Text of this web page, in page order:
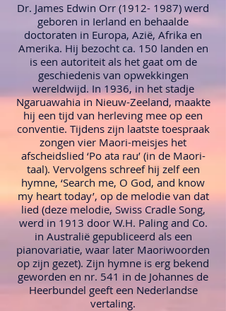
Dr. James Edwin Orr (1912- 1987) werd
geboren in Ierland en behaalde
doctoraten in Europa, Azië, Afrika en
Amerika. Hij bezocht ca. 150 landen en
is een autoriteit als het gaat om de
geschiedenis van opwekkingen
wereldwijd. In 1936, in het stadje
Ngaruawahia in Nieuw-Zeeland, maakte
hij een tijd van herleving mee op een
conventie. Tijdens zijn laatste toespraak
zongen vier Maori-meisjes het
afscheidslied ‘Po ata rau’ (in de Maori-
taal). Vervolgens schreef hij zelf een
hymne, ‘Search me, O God, and know
my heart today’, op de melodie van dat
lied (deze melodie, Swiss Cradle Song,
werd in 1913 door W.H. Paling and Co.
in Australië gepubliceerd als een
pianovariatie, waar later Maoriwoorden
op zijn gezet). Zijn hymne is erg bekend
geworden en nr. 541 in de Johannes de
Heerbundel geeft een Nederlandse
vertaling.